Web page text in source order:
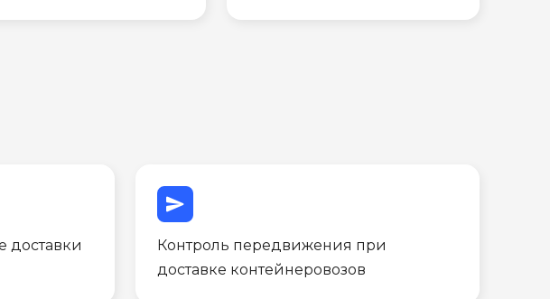
доставки
send
Контроль передвижения при
доставке контейнеровозов